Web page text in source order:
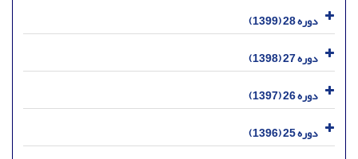
دوره 28 (1399)
دوره 27 (1398)
دوره 26 (1397)
دوره 25 (1396)